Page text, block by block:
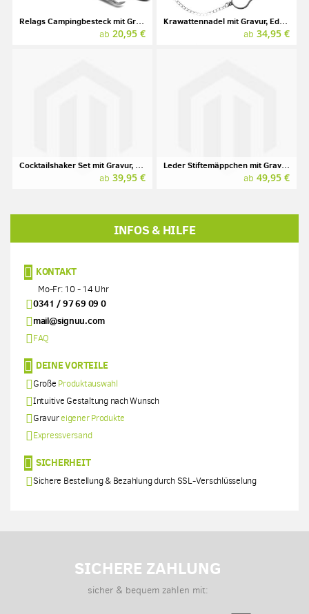
Relags Campingbesteck mit Gravur, Edelstahl
ab 20,95 €
Krawattennadel mit Gravur, Edelstahl
ab 34,95 €
Cocktailshaker Set mit Gravur, Edelstahl
ab 39,95 €
Leder Stiftemäppchen mit Gravur, Marke SONNENLEDER, Modell KAFKA
ab 49,95 €
INFOS & HILFE
KONTAKT
Mo-Fr: 10 - 14 Uhr
0341 / 97 69 09 0
mail@signuu.com
FAQ
DEINE VORTEILE
Große Produktauswahl
Intuitive Gestaltung nach Wunsch
Gravureigener Produkte
Expressversand
SICHERHEIT
Sichere Bestellung & Bezahlung durch SSL-Verschlüsselung
SICHERE ZAHLUNG
sicher & bequem zahlen mit: